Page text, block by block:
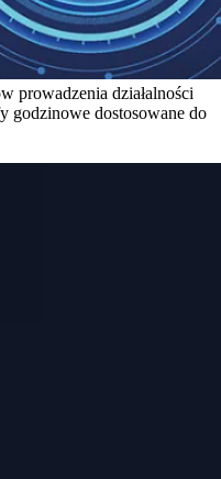
prowadzenia działalności
godzinowe dostosowane do